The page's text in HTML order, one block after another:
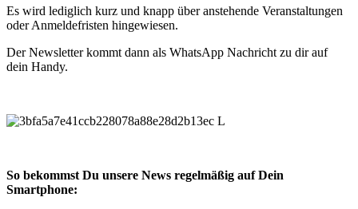
Es wird lediglich kurz und knapp über anstehende Veranstaltungen
oder Anmeldefristen hingewiesen.
Der Newsletter kommt dann als WhatsApp Nachricht zu dir auf
dein Handy.
So bekommst Du unsere News regelmäßig auf Dein
Smartphone: